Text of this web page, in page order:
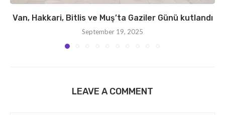
Van, Hakkari, Bitlis ve Muş’ta Gaziler Günü kutlandı
September 19, 2025
LEAVE A COMMENT